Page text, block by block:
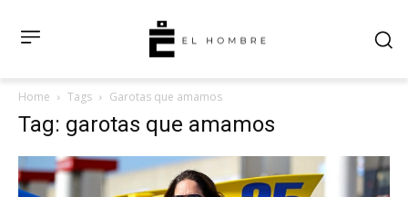
Home Tags Garotas que amamos
Tag: garotas que amamos